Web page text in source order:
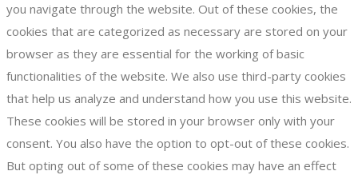
you navigate through the website. Out of these cookies, the
cookies that are categorized as necessary are stored on your
browser as they are essential for the working of basic
functionalities of the website. We also use third-party cookies
that help us analyze and understand how you use this website.
These cookies will be stored in your browser only with your
consent. You also have the option to opt-out of these cookies.
But opting out of some of these cookies may have an effect